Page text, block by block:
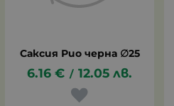
Саксия Рио черна ∅25
6.16 € / 12.05 лв.